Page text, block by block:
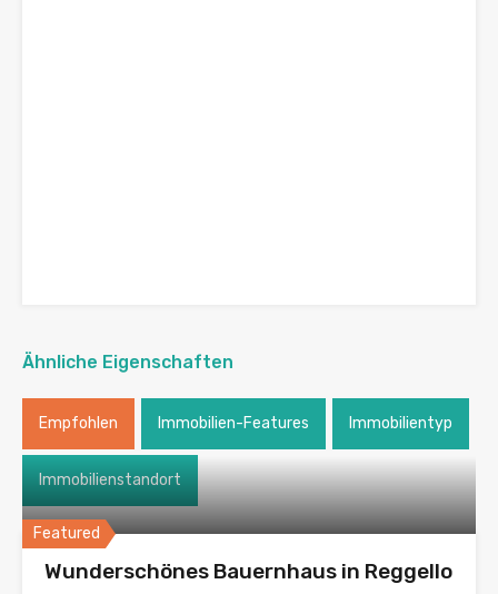
Ähnliche Eigenschaften
Empfohlen Immobilien-Features Immobilientyp
Immobilienstandort
Featured
Wunderschönes Bauernhaus in Reggello